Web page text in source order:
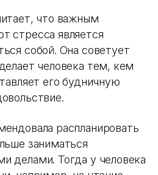
что важным
стресса является
собой. Она советует
человека тем, кем
его будничную
распланировать
заниматься
делами. Тогда у человека